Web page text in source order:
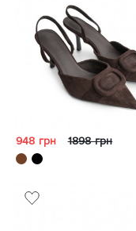
948 грн 1898 грн